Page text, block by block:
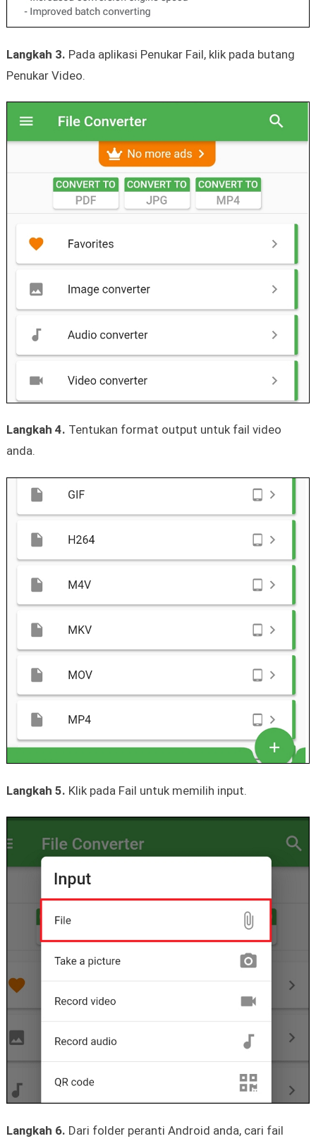
Langkah 3. Pada aplikasi Penukar Fail, klik pada butang
Penukar Video.
Langkah 4. Tentukan format output untuk fail video
anda.
Langkah 5. Klik pada Fail untuk memilih input.
Langkah 6. Dari folder peranti Android anda, cari fail